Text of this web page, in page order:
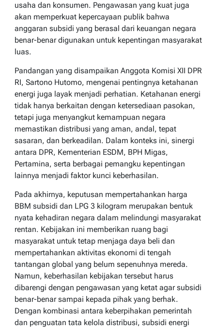
usaha dan konsumen. Pengawasan yang kuat juga
akan memperkuat kepercayaan publik bahwa
anggaran subsidi yang berasal dari keuangan negara
benar-benar digunakan untuk kepentingan masyarakat
luas.
Pandangan yang disampaikan Anggota Komisi XII DPR
RI, Sartono Hutomo, mengenai pentingnya ketahanan
energi juga layak menjadi perhatian. Ketahanan energi
tidak hanya berkaitan dengan ketersediaan pasokan,
tetapi juga menyangkut kemampuan negara
memastikan distribusi yang aman, andal, tepat
sasaran, dan berkeadilan. Dalam konteks ini, sinergi
antara DPR, Kementerian ESDM, BPH Migas,
Pertamina, serta berbagai pemangku kepentingan
lainnya menjadi faktor kunci keberhasilan.
Pada akhirnya, keputusan mempertahankan harga
BBM subsidi dan LPG 3 kilogram merupakan bentuk
nyata kehadiran negara dalam melindungi masyarakat
rentan. Kebijakan ini memberikan ruang bagi
masyarakat untuk tetap menjaga daya beli dan
mempertahankan aktivitas ekonomi di tengah
tantangan global yang belum sepenuhnya mereda.
Namun, keberhasilan kebijakan tersebut harus
dibarengi dengan pengawasan yang ketat agar subsidi
benar-benar sampai kepada pihak yang berhak.
Dengan kombinasi antara keberpihakan pemerintah
dan penguatan tata kelola distribusi, subsidi energi